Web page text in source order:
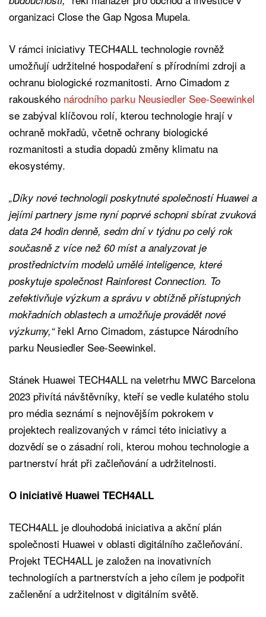
organizaci Close the Gap Ngosa Mupela.
V rámci iniciativy TECH4ALL technologie rovněž
umožňují udržitelné hospodaření s přírodními zdroji a
ochranu biologické rozmanitosti. Arno Cimadom z
rakouského národního parku Neusiedler See-Seewinkel
se zabýval klíčovou rolí, kterou technologie hrají v
ochraně mokřadů, včetně ochrany biologické
rozmanitosti a studia dopadů změny klimatu na
ekosystémy.
„Díky nové technologii poskytnuté společností Huawei a
jejími partnery jsme nyní poprvé schopni sbírat zvuková
data 24 hodin denně, sedm dní v týdnu po celý rok
současně z více než 60 míst a analyzovat je
prostřednictvím modelů umělé inteligence, které
poskytuje společnost Rainforest Connection. To
zefektivňuje výzkum a správu v obtížně přístupných
mokřadních oblastech a umožňuje provádět nové
výzkumy,“řekl Arno Cimadom, zástupce Národního
parku Neusiedler See-Seewinkel.
Stánek Huawei TECH4ALL na veletrhu MWC Barcelona
2023 přivítá návštěvníky, kteří se vedle kulatého stolu
pro média seznámí s nejnovějším pokrokem v
projektech realizovaných v rámci této iniciativy a
dozvědí se o zásadní roli, kterou mohou technologie a
partnerství hrát při začleňování a udržitelnosti.
O iniciativě Huawei TECH4ALL
TECH4ALL je dlouhodobá iniciativa a akční plán
společnosti Huawei v oblasti digitálního začleňování.
Projekt TECH4ALL je založen na inovativních
technologiích a partnerstvích a jeho cílem je podpořit
začlenění a udržitelnost v digitálním světě.